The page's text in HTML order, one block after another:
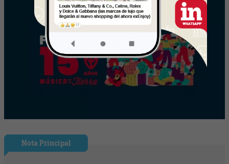
Nota Principal